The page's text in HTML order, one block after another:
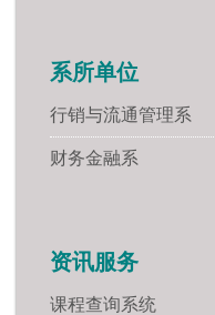
系所单位
行销与流通管理系
财务金融系
资讯服务
课程查询系统